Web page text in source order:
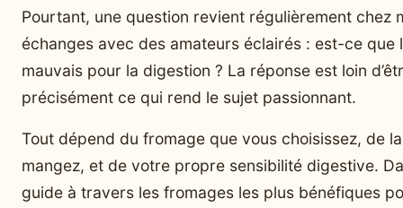
Pourtant, une question revient régulièrement chez
échanges avec des amateurs éclairés : est-ce que
mauvais pour la digestion ? La réponse est loin
précisément ce qui rend le sujet passionnant.
Tout dépend du fromage que vous choisissez, de
mangez, et de votre propre sensibilité digestive.
guide à travers les fromages les plus bénéfiques